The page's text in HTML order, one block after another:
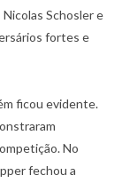
Schosler e
fortes e
ficou evidente.
No
fechou a